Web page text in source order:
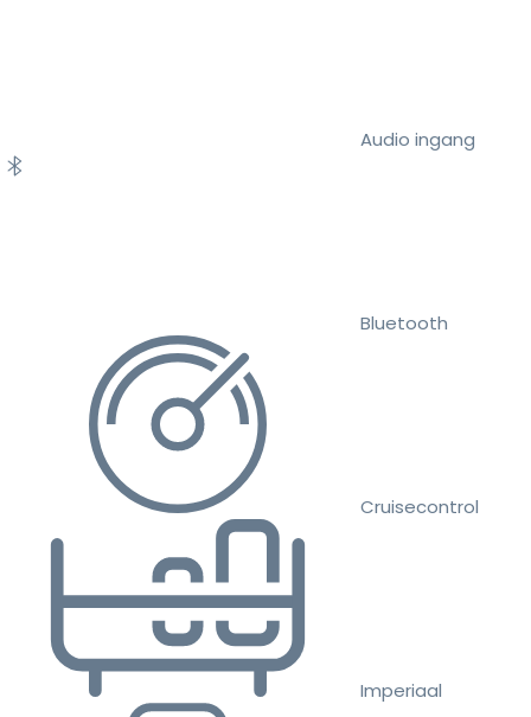
Audio ingang
Bluetooth
Cruisecontrol
Imperiaal